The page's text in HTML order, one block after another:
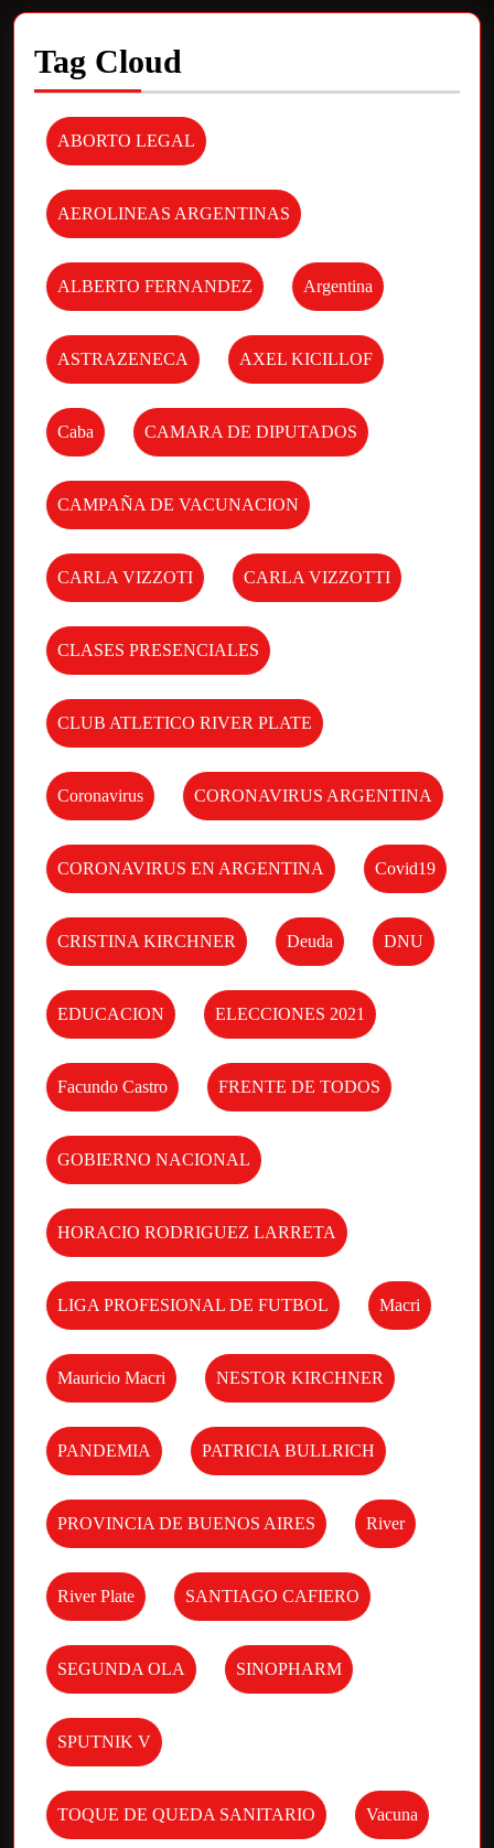
Tag Cloud
ABORTO LEGAL
AEROLINEAS ARGENTINAS
ALBERTO FERNANDEZ Argentina
ASTRAZENECA AXEL KICILLOF
Caba CAMARA DE DIPUTADOS
CAMPAÑA DE VACUNACION
CARLA VIZZOTI CARLA VIZZOTTI
CLASES PRESENCIALES
CLUB ATLETICO RIVER PLATE
Coronavirus CORONAVIRUS ARGENTINA
CORONAVIRUS EN ARGENTINA Covid19
CRISTINA KIRCHNER Deuda DNU
EDUCACION ELECCIONES 2021
Facundo Castro FRENTE DE TODOS
GOBIERNO NACIONAL
HORACIO RODRIGUEZ LARRETA
LIGA PROFESIONAL DE FUTBOL Macri
Mauricio Macri NESTOR KIRCHNER
PANDEMIA PATRICIA BULLRICH
PROVINCIA DE BUENOS AIRES River
River Plate SANTIAGO CAFIERO
SEGUNDA OLA SINOPHARM
SPUTNIK V
TOQUE DE QUEDA SANITARIO Vacuna